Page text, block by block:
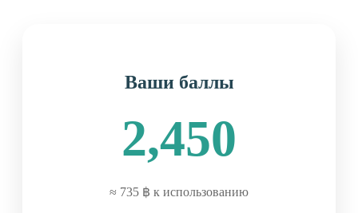
Ваши баллы
2,450
≈ 735 ฿ к использованию